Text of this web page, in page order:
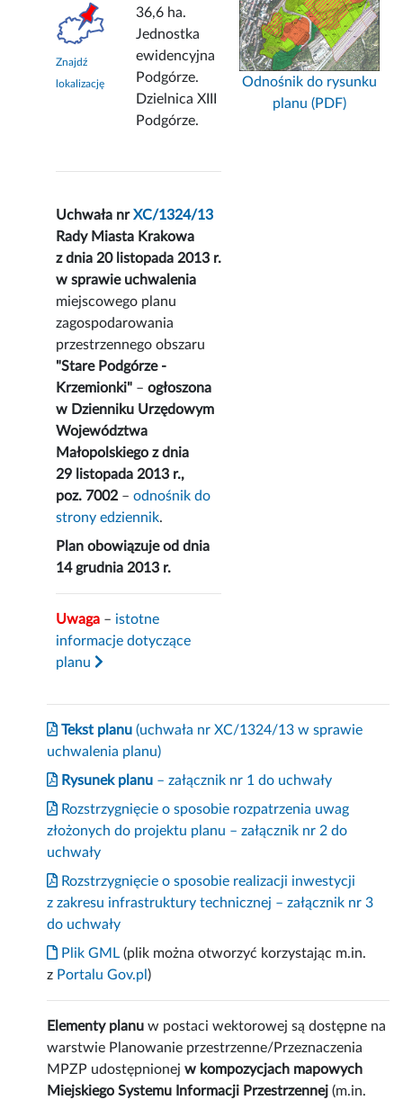
Znajdź
lokalizację
36,6 ha.
Jednostka
ewidencyjna
Podgórze.
Dzielnica XIII
Podgórze.
Uchwała nrXC/1324/13
Rady Miasta Krakowa
z dnia 20 listopada 2013 r.
w sprawie uchwalenia
miejscowego planu
zagospodarowania
przestrzennego obszaru
"Stare Podgórze -
Krzemionki" –ogłoszona
w Dzienniku Urzędowym
Województwa
Małopolskiego z dnia
29 listopada 2013 r.,
poz. 7002 –odnośnik do
strony edziennik.
Plan obowiązuje od dnia
14 grudnia 2013 r.
Uwaga – istotne
informacje dotyczące
planu
Odnośnik do rysunku
planu (PDF)
Tekst planu (uchwała nr XC/1324/13 w sprawie
uchwalenia planu)
Rysunek planu – załącznik nr 1 do uchwały
Rozstrzygnięcie o sposobie rozpatrzenia uwag
złożonych do projektu planu – załącznik nr 2 do
uchwały
Rozstrzygnięcie o sposobie realizacji inwestycji
z zakresu infrastruktury technicznej – załącznik nr 3
do uchwały
Plik GML (plik można otworzyć korzystając m.in.
z Portalu Gov.pl )
Elementy planu w postaci wektorowej są dostępne na
warstwie Planowanie przestrzenne/Przeznaczenia
MPZP udostępnionejw kompozycjach mapowych
Miejskiego Systemu Informacji Przestrzennej (m.in.